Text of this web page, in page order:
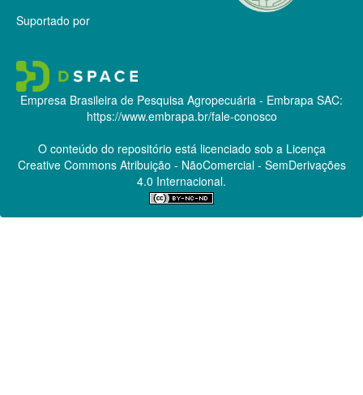
Suportado por
Empresa Brasileira de Pesquisa Agropecuária - Embrapa SAC:
https://www.embrapa.br/fale-conosco
O conteúdo do repositório está licenciado sob a Licença
Creative CommonsAtribuição - NãoComercial - SemDerivações
4.0 Internacional.